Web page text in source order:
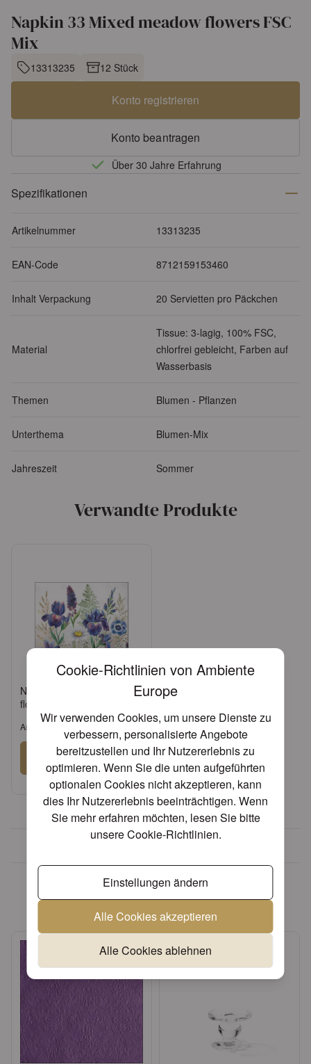
Cookie-Richtlinien von Ambiente
Europe
Wir verwenden Cookies, um unsere Dienste zu
verbessern, personalisierte Angebote
bereitzustellen und Ihr Nutzererlebnis zu
optimieren. Wenn Sie die unten aufgeführten
optionalen Cookies nicht akzeptieren, kann
dies Ihr Nutzererlebnis beeinträchtigen. Wenn
Sie mehr erfahren möchten, lesen Sie bitte
unsereCookie-Richtlinien.
Einstellungen ändern
Alle Cookies akzeptieren
Alle Cookies ablehnen
Napkin 33 Mixed meadow flowers FSC
Mix
13313235 12 Stück
Konto registrieren
Konto beantragen
Über 30 Jahre Erfahrung
Spezifikationen
Artikelnummer 13313235
EAN-Code 8712159153460
Inhalt Verpackung 20 Servietten pro Päckchen
Material
Tissue: 3-lagig, 100% FSC,
chlorfrei gebleicht, Farben auf
Wasserbasis
Themen Blumen - Pflanzen
Unterthema Blumen-Mix
Jahreszeit Sommer
Verwandte Produkte
Napkin 25 Mixed meadow
flowers FSC Mix
Artikel: 12513235
Anmelden
oderKonto beantragen
Diese Artikel könnten Ihnen
eventuell auch gefallen!